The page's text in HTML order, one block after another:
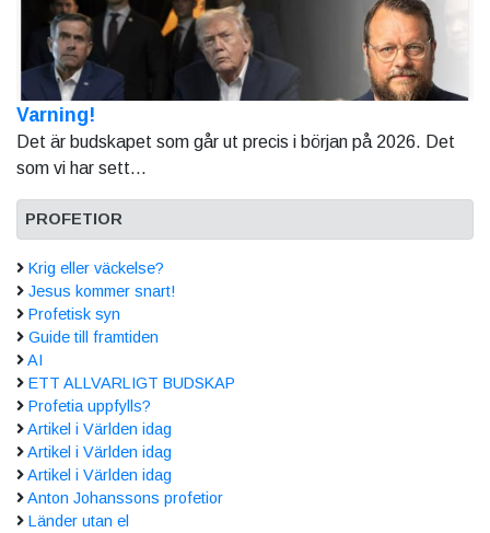
Varning!
Det är budskapet som går ut precis i början på 2026. Det
som vi har sett...
PROFETIOR
Krig eller väckelse?
Jesus kommer snart!
Profetisk syn
Guide till framtiden
AI
ETT ALLVARLIGT BUDSKAP
Profetia uppfylls?
Artikel i Världen idag
Artikel i Världen idag
Artikel i Världen idag
Anton Johanssons profetior
Länder utan el